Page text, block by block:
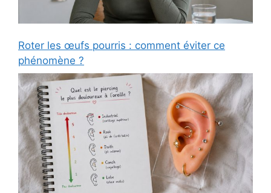
Roter les œufs pourris : comment éviter ce
phénomène ?